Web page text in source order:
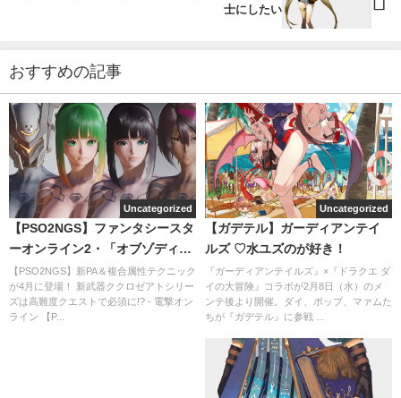
士にしたい
おすすめの記事
Uncategorized
【PSO2NGS】ファンタシースタ
ーオンライン2・「オブゾディ
ア」シリーズが入手したい
【PSO2NGS】新PA＆複合属性テクニック
が4月に登場！ 新武器ククロゼアトシリー
ズは高難度クエストで必須に!? - 電撃オン
ライン 【P...
Uncategorized
【ガデテル】ガーディアンテイ
ルズ ♡水ユズのが好き！
『ガーディアンテイルズ』×『ドラクエ ダ
イの大冒険』コラボが2月8日（水）のメ
ンテ後より開催。ダイ、ポップ、マァムた
ちが『ガデテル』に参戦 ...